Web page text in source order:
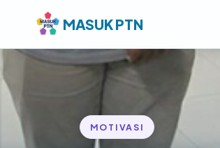
MASUK PTN
MOTIVASI